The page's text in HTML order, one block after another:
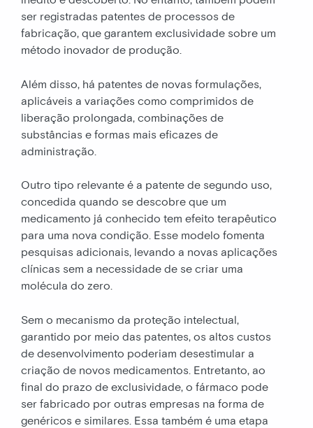
ser registradas patentes de processos de
fabricação, que garantem exclusividade sobre um
método inovador de produção.
Além disso, há patentes de novas formulações,
aplicáveis a variações como comprimidos de
liberação prolongada, combinações de
substâncias e formas mais eficazes de
administração.
Outro tipo relevante é a patente de segundo uso,
concedida quando se descobre que um
medicamento já conhecido tem efeito terapêutico
para uma nova condição. Esse modelo fomenta
pesquisas adicionais, levando a novas aplicações
clínicas sem a necessidade de se criar uma
molécula do zero.
Sem o mecanismo da proteção intelectual,
garantido por meio das patentes, os altos custos
de desenvolvimento poderiam desestimular a
criação de novos medicamentos. Entretanto, ao
final do prazo de exclusividade, o fármaco pode
ser fabricado por outras empresas na forma de
genéricos e similares. Essa também é uma etapa